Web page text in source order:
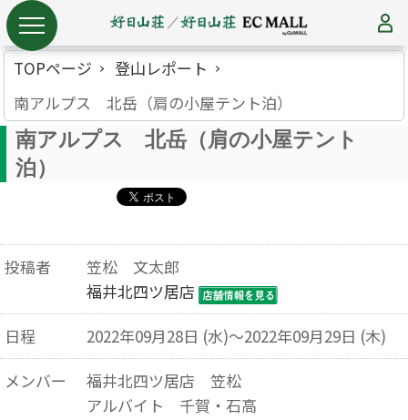
TOPページ
登山レポート
南アルプス 北岳（肩の小屋テント泊）
南アルプス 北岳（肩の小屋テント
泊）
投稿者
笠松 文太郎
福井北四ツ居店
日程
2022年09月28日 (水)～2022年09月29日 (木)
メンバー
福井北四ツ居店 笠松
アルバイト 千賀・石高